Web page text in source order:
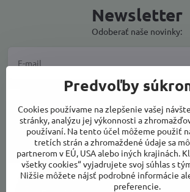
Newsletter
Odoberať naše novinky:
Chcem sa prihlásiť k odberu noviniek e-
Kontakty
Predvoľby
Cookies používame na zlepšenie vašej
stránky, analýzu jej výkonnosti a
používaní. Na tento účel môžeme použiť
tretích strán a zhromaždené údaje sa
partnerom v EÚ, USA alebo iných krajinách.
všetky cookies“ vyjadrujete svoj súhlas s
Nižšie môžete nájsť podrobné informácie
preferencie.